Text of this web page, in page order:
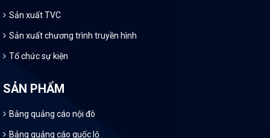
Sản xuất TVC
Sản xuất chương trình truyền hình
Tổ chức sự kiện
SẢN PHẨM
Bảng quảng cáo nội đô
Bảng quảng cáo quốc lộ